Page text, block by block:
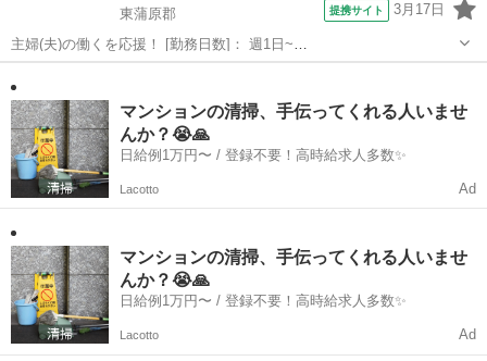
東蒲原郡
提携サイト 3月17日
主婦(夫)の働くを応援！ [勤務日数]： 週1日~
06:00~09:00/09:00~13:00/10:00~16:00/14:30~17:30/18:00~21:00 月/
マンションの清掃、手伝ってくれる人いませ
んか？😭🙏
日給例1万円〜 / 登録不要！高時給求人多数✨
Lacotto Ad
マンションの清掃、手伝ってくれる人いませ
んか？😭🙏
日給例1万円〜 / 登録不要！高時給求人多数✨
Lacotto Ad